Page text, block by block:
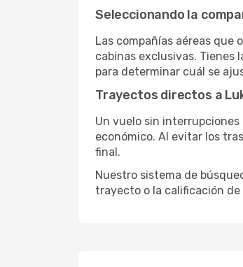
Seleccionando la
Las compañías aéreas que
cabinas exclusivas. Tienes
para determinar cuál se
Trayectos directos a
Un vuelo sin
económico. Al evitar los
final.
Nuestro sistema de
trayecto o la calificación de